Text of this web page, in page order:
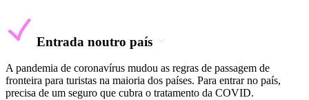
Entrada noutro país
A pandemia de coronavírus mudou as regras de passagem de
fronteira para turistas na maioria dos países. Para entrar no país,
precisa de um seguro que cubra o tratamento da COVID.